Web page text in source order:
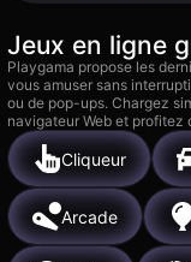
Jeux en ligne
Playgama propose les
vous amuser sans
ou de pop-ups. Chargez
navigateur Web et profitez
Cliqueur
Arcade